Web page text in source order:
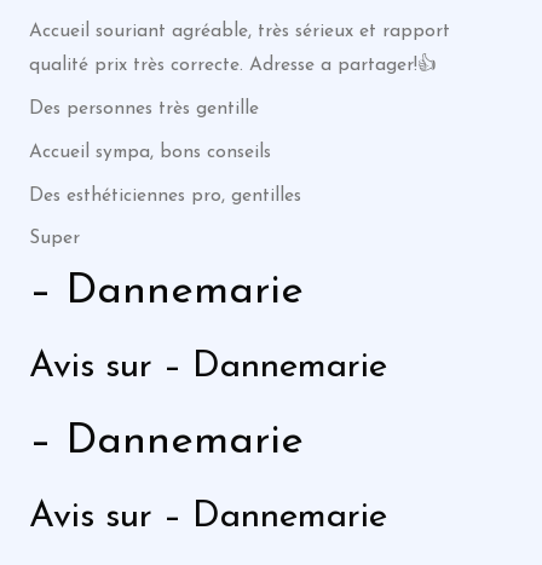
Accueil souriant agréable, très sérieux et rapport
qualité prix très correcte. Adresse a partager!👍
Des personnes très gentille
Accueil sympa, bons conseils
Des esthéticiennes pro, gentilles
Super
– Dannemarie
Avis sur – Dannemarie
– Dannemarie
Avis sur – Dannemarie